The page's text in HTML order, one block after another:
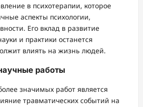
в психотерапии, которое
аспекты психологии,
Его вклад в развитие
и практики останется
влиять на жизнь людей.
работы
значимых работ является
травматических событий на